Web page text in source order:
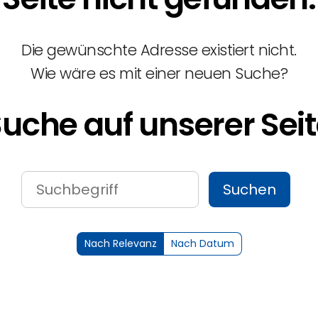
Die gewünschte Adresse existiert nicht.
Wie wäre es mit einer neuen Suche?
auf unserer
Suchen
Nach Relevanz Nach Datum